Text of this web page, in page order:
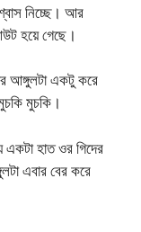
নিচ্ছে। আর
হয়ে গেছে।
আঙ্গুলটা একটু করে
মুচকি।
একটা হাত ওর গিদের
এবার বের করে